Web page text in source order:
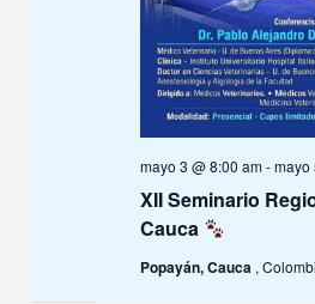
XII Seminario
Cauca
mayo 3 @ 8:00 am-mayo
Popayán, Cauca ,